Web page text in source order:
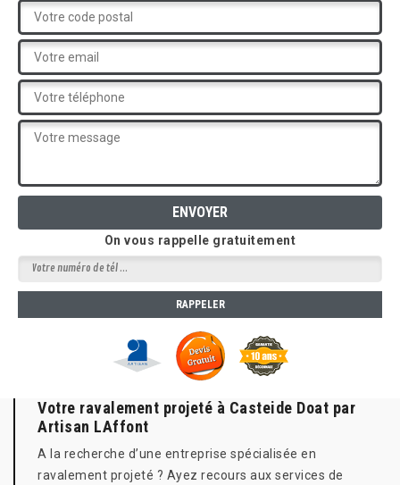
On vous rappelle gratuitement
Votre ravalement projeté à Casteide Doat par
Artisan LAffont
A la recherche d’une entreprise spécialisée en
ravalement projeté ? Ayez recours aux services de